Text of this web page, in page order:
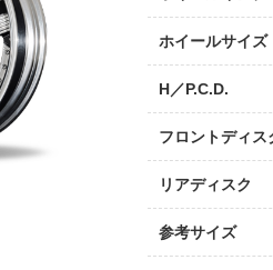
ホイールサイズ
H／P.C.D.
フロントディス
リアディスク
参考サイズ